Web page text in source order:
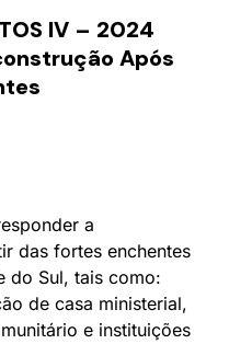
IV – 2024
Após
a
das fortes enchentes
do Sul, tais como:
de casa ministerial,
e instituições